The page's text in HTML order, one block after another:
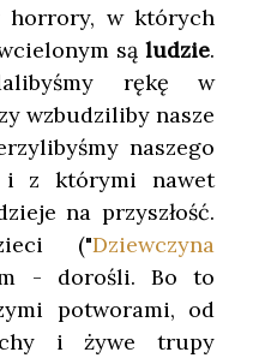
w których
są ludzie.
rękę w
wzbudziliby nasze
naszego
i z którymi nawet
na przyszłość.
("Dziewczyna
- dorośli. Bo to
potworami, od
i żywe trupy